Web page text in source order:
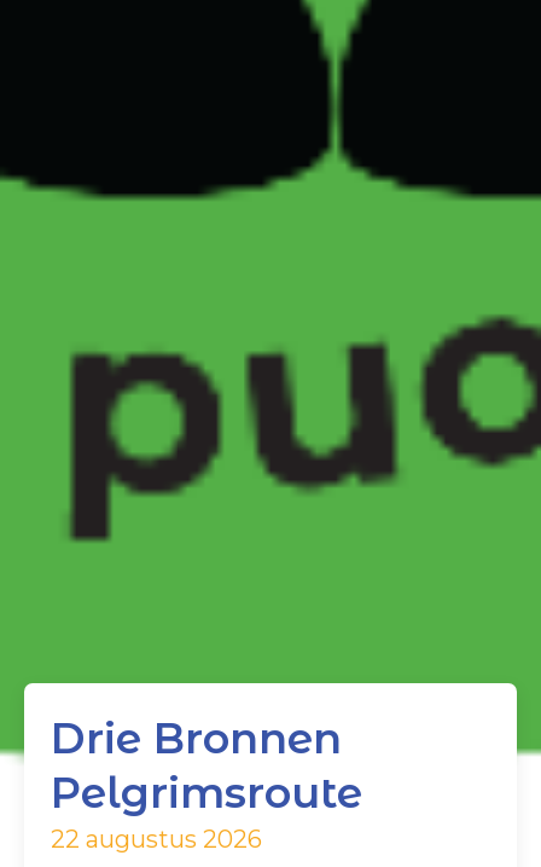
Drie Bronnen
Pelgrimsroute
22 augustus 2026